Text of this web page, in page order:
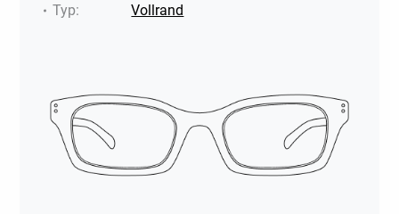
Typ: Vollrand